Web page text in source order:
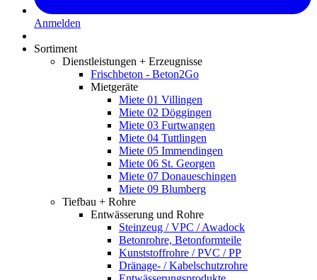
Anmelden
Sortiment
Dienstleistungen + Erzeugnisse
Frischbeton - Beton2Go
Mietgeräte
Miete 01 Villingen
Miete 02 Döggingen
Miete 03 Furtwangen
Miete 04 Tuttlingen
Miete 05 Immendingen
Miete 06 St. Georgen
Miete 07 Donaueschingen
Miete 09 Blumberg
Tiefbau + Rohre
Entwässerung und Rohre
Steinzeug / VPC / Awadock
Betonrohre, Betonformteile
Kunststoffrohre / PVC / PP
Dränage- / Kabelschutzrohre